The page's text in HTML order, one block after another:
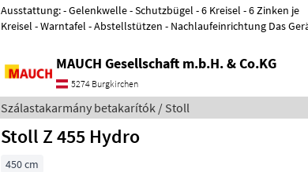
Ausstattung: - Gelenkwelle - Schutzbügel - 6 Kreisel - 6 Zinken je
Kreisel - Warntafel - Abstellstützen - Nachlaufeinrichtung Das Gerät ist
MAUCH Gesellschaft m.b.H. & Co.KG
5274 Burgkirchen
Szálastakarmány betakarítók / Stoll
Stoll Z 455 Hydro
450 cm